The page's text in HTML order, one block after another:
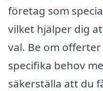
företag som
vilket hjälper dig
val. Be om
specifika behov
säkerställa att du